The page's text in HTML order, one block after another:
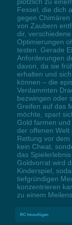
plötzlich zu
Fessel, die dich
gegen
von Zaubern
dir,
Optimierungen
testen. Gerade
Anforderungen
davon, da sie
erhalten und
können – die
Verdammten
bezwingen oder
Greifen auf das
möchte, spart
Gold farmen
der offenen Welt
Rettung vor
kein Cheat,
das
Goldvorrat wird
Kinderspiel,
tiefgründigen
konzentrieren
zu einem
RC hinzufügen